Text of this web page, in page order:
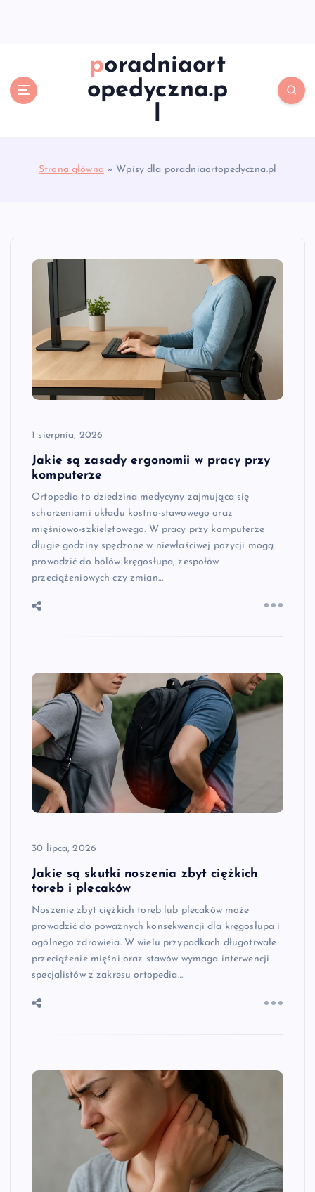
poradniaort
opedyczna.p
l
Strona główna » Wpisy dla poradniaortopedyczna.pl
1 sierpnia, 2026
Jakie są zasady ergonomii w pracy przy
komputerze
Ortopedia to dziedzina medycyny zajmująca się
schorzeniami układu kostno-stawowego oraz
mięśniowo-szkieletowego. W pracy przy komputerze
długie godziny spędzone w niewłaściwej pozycji mogą
prowadzić do bólów kręgosłupa, zespołów
przeciążeniowych czy zmian…
30 lipca, 2026
Jakie są skutki noszenia zbyt ciężkich
toreb i plecaków
Noszenie zbyt ciężkich toreb lub plecaków może
prowadzić do poważnych konsekwencji dla kręgosłupa i
ogólnego zdrowieia. W wielu przypadkach długotrwałe
przeciążenie mięśni oraz stawów wymaga interwencji
specjalistów z zakresu ortopedia…